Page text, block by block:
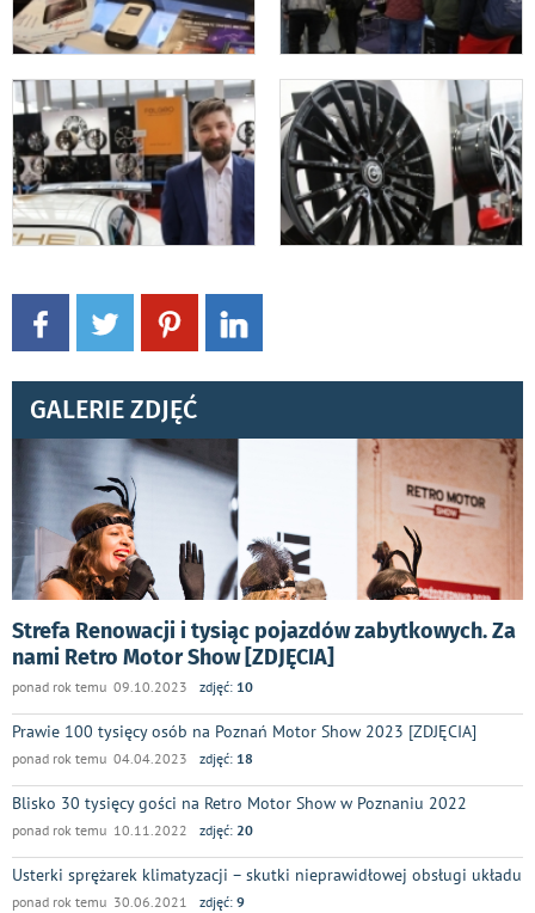
GALERIE ZDJĘĆ
Strefa Renowacji i tysiąc pojazdów zabytkowych. Za
nami Retro Motor Show [ZDJĘCIA]
ponad rok temu 09.10.2023 zdjęć: 10
Prawie 100 tysięcy osób na Poznań Motor Show 2023 [ZDJĘCIA]
ponad rok temu 04.04.2023 zdjęć: 18
Blisko 30 tysięcy gości na Retro Motor Show w Poznaniu 2022
ponad rok temu 10.11.2022 zdjęć: 20
Usterki sprężarek klimatyzacji – skutki nieprawidłowej obsługi układu
ponad rok temu 30.06.2021 zdjęć: 9